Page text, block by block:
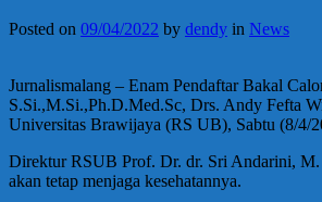
Posted on 09/04/2022 by dendy in News
Jurnalismalang – Enam Pendaftar Bakal
S.Si.,M.Si.,Ph.D.Med.Sc, Drs. Andy Fefta
Universitas Brawijaya (RS UB), Sabtu (8/4/
Direktur RSUB Prof. Dr. dr. Sri Andarini, M.
akan tetap menjaga kesehatannya.